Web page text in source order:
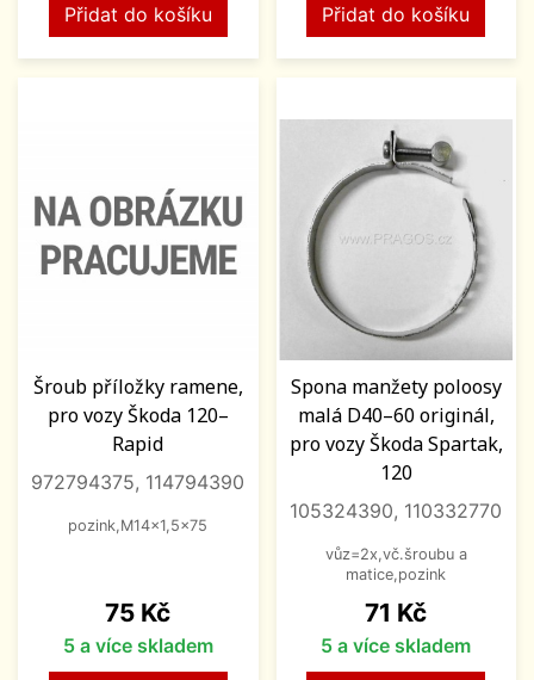
Přidat do košíku Přidat do košíku
Šroub příložky ramene,
pro vozy Škoda 120–
Rapid
972794375, 114794390
pozink,M14x1,5x75
Cena
75 Kč
5 a více skladem
Spona manžety poloosy
malá D40–60 originál,
pro vozy Škoda Spartak,
120
105324390, 110332770
vůz=2x,vč.šroubu a
matice,pozink
Cena
71 Kč
5 a více skladem